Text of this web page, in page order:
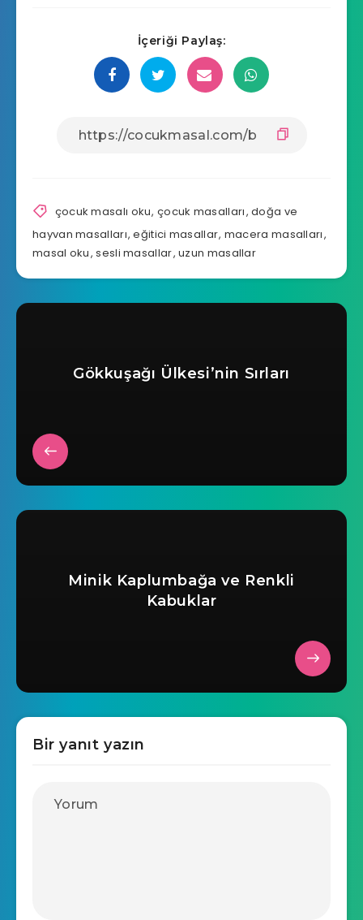
İçeriği Paylaş:
çocuk masalı oku,çocuk masalları,doğa ve
hayvan masalları,eğitici masallar, macera masalları,
masal oku,sesli masallar,uzun masallar
Gökkuşağı Ülkesi’nin Sırları
Minik Kaplumbağa ve Renkli
Kabuklar
Bir yanıt yazın